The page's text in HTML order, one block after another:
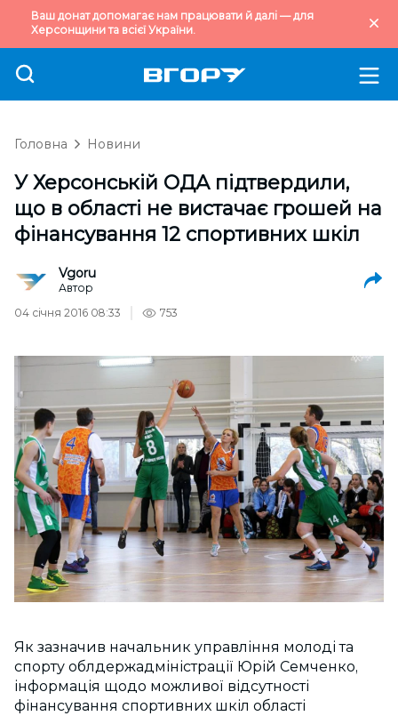
Ваш донат допомагає нам працювати й далі — для
Херсонщини та всієї України.
Головна Новини
У Херсонській ОДА підтвердили,
що в області не вистачає грошей на
фінансування 12 спортивних шкіл
Vgoru
Автор
04 січня 2016 08:33
753
Як зазначив начальник управління молоді та
спорту облдержадміністрації Юрій Семченко,
інформація щодо можливої відсутності
фінансування спортивних шкіл області